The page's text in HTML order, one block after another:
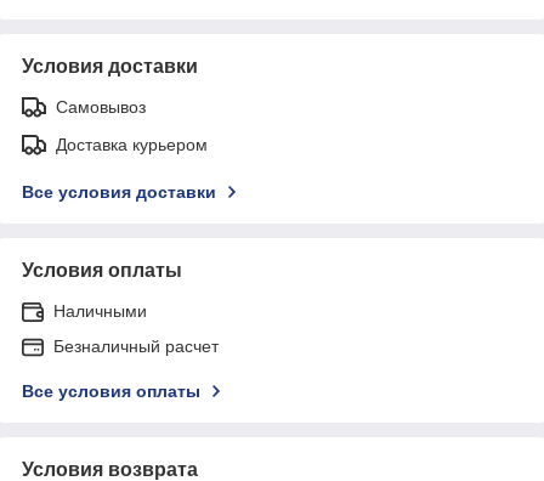
Условия доставки
Самовывоз
Доставка курьером
Все условия доставки
Условия оплаты
Наличными
Безналичный расчет
Все условия оплаты
Условия возврата